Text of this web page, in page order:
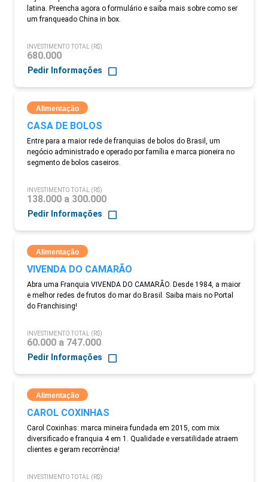
latina. Preencha agora o formulário e saiba mais sobre como ser
um franqueado China in box.
INVESTIMENTO TOTAL (R$)
680.000
Pedir Informações
Alimentação
CASA DE BOLOS
Entre para a maior rede de franquias de bolos do Brasil, um
negócio administrado e operado por família e marca pioneira no
segmento de bolos caseiros.
INVESTIMENTO TOTAL (R$)
138.000 a 300.000
Pedir Informações
Alimentação
VIVENDA DO CAMARÃO
Abra uma Franquia VIVENDA DO CAMARÃO. Desde 1984, a maior
e melhor redes de frutos do mar do Brasil. Saiba mais no Portal
do Franchising!
INVESTIMENTO TOTAL (R$)
60.000 a 747.000
Pedir Informações
Alimentação
CAROL COXINHAS
Carol Coxinhas: marca mineira fundada em 2015, com mix
diversificado e franquia 4 em 1. Qualidade e versatilidade atraem
clientes e geram recorrência!
INVESTIMENTO TOTAL (R$)